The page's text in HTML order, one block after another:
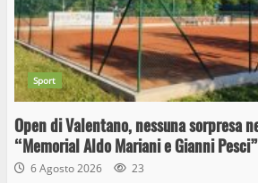
Sport
Open di Valentano, nessuna sorpresa
“Memorial Aldo Mariani e Gianni Pesci”
6 Agosto 2026 23